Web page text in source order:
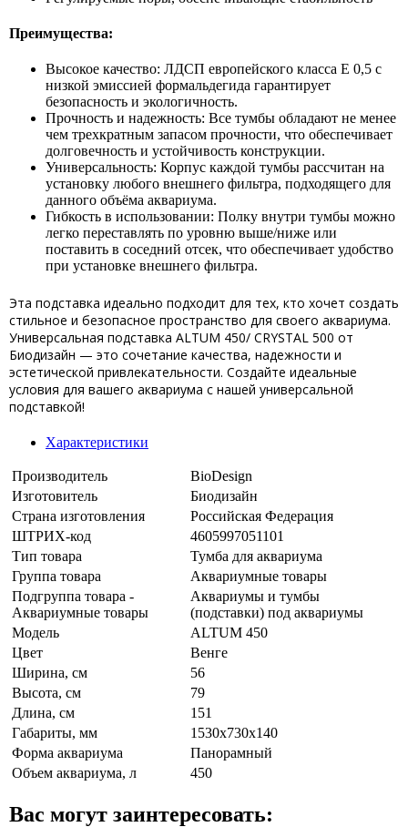
Преимущества:
Высокое качество: ЛДСП европейского класса E 0,5 с
низкой эмиссией формальдегида гарантирует
безопасность и экологичность.
Прочность и надежность: Все тумбы обладают не менее
чем трехкратным запасом прочности, что обеспечивает
долговечность и устойчивость конструкции.
Универсальность: Корпус каждой тумбы рассчитан на
установку любого внешнего фильтра, подходящего для
данного объёма аквариума.
Гибкость в использовании: Полку внутри тумбы можно
легко переставлять по уровню выше/ниже или
поставить в соседний отсек, что обеспечивает удобство
при установке внешнего фильтра.
Эта подставка идеально подходит для тех, кто хочет создать
стильное и безопасное пространство для своего аквариума.
Универсальная подставка ALTUM 450/ CRYSTAL 500 от
Биодизайн — это сочетание качества, надежности и
эстетической привлекательности. Создайте идеальные
условия для вашего аквариума с нашей универсальной
подставкой!
Характеристики
Производитель
BioDesign
Изготовитель
Биодизайн
Страна изготовления
Российская Федерация
ШТРИХ-код
4605997051101
Тип товара
Тумба для аквариума
Группа товара
Аквариумные товары
Подгруппа товара -
Аквариумные товары
Аквариумы и тумбы
(подставки) под аквариумы
Модель
ALTUM 450
Цвет
Венге
Ширина, см
56
Высота, см
79
Длина, см
151
Габариты, мм
1530х730х140
Форма аквариума
Панорамный
Объем аквариума, л
450
Вас могут заинтересовать: